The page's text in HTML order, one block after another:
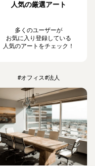
人気の厳選アート
多くのユーザーが
お気に入り登録している
人気のアートをチェック！
#オフィス#法人